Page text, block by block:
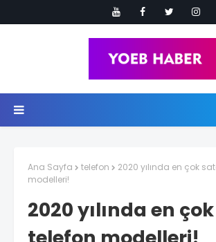
Ana Sayfa telefon
2020 yılında en çok
modelleri!
2020 yılında en